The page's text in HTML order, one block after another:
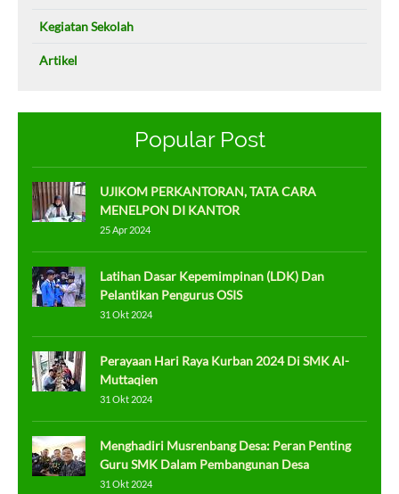
Kegiatan Sekolah
Artikel
Popular Post
UJIKOM PERKANTORAN, TATA CARA
MENELPON DI KANTOR
25 Apr 2024
Latihan Dasar Kepemimpinan (LDK) Dan
Pelantikan Pengurus OSIS
31 Okt 2024
Perayaan Hari Raya Kurban 2024 Di SMK Al-
Muttaqien
31 Okt 2024
Menghadiri Musrenbang Desa: Peran Penting
Guru SMK Dalam Pembangunan Desa
31 Okt 2024